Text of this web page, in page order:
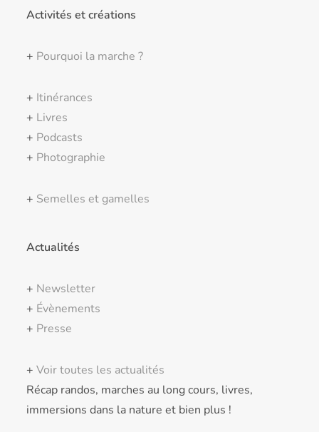
Activités et créations
+ Pourquoi la marche ?
+ Itinérances
+ Livres
+ Podcasts
+ Photographie
+ Semelles et gamelles
Actualités
+ Newsletter
+ Évènements
+ Presse
+Voir toutes les actualités
Récap randos, marches au long cours, livres,
immersions dans la nature et bien plus !